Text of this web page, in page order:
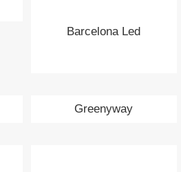
Barcelona Led
Greenyway